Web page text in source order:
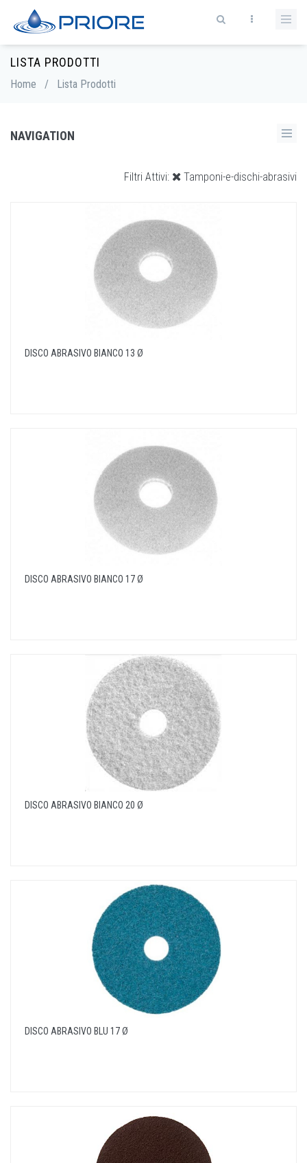
LISTA PRODOTTI
Home / Lista Prodotti
NAVIGATION
Filtri Attivi: Tamponi-e-dischi-abrasivi
DISCO ABRASIVO BIANCO 13 Ø
DISCO ABRASIVO BIANCO 17 Ø
DISCO ABRASIVO BIANCO 20 Ø
DISCO ABRASIVO BLU 17 Ø